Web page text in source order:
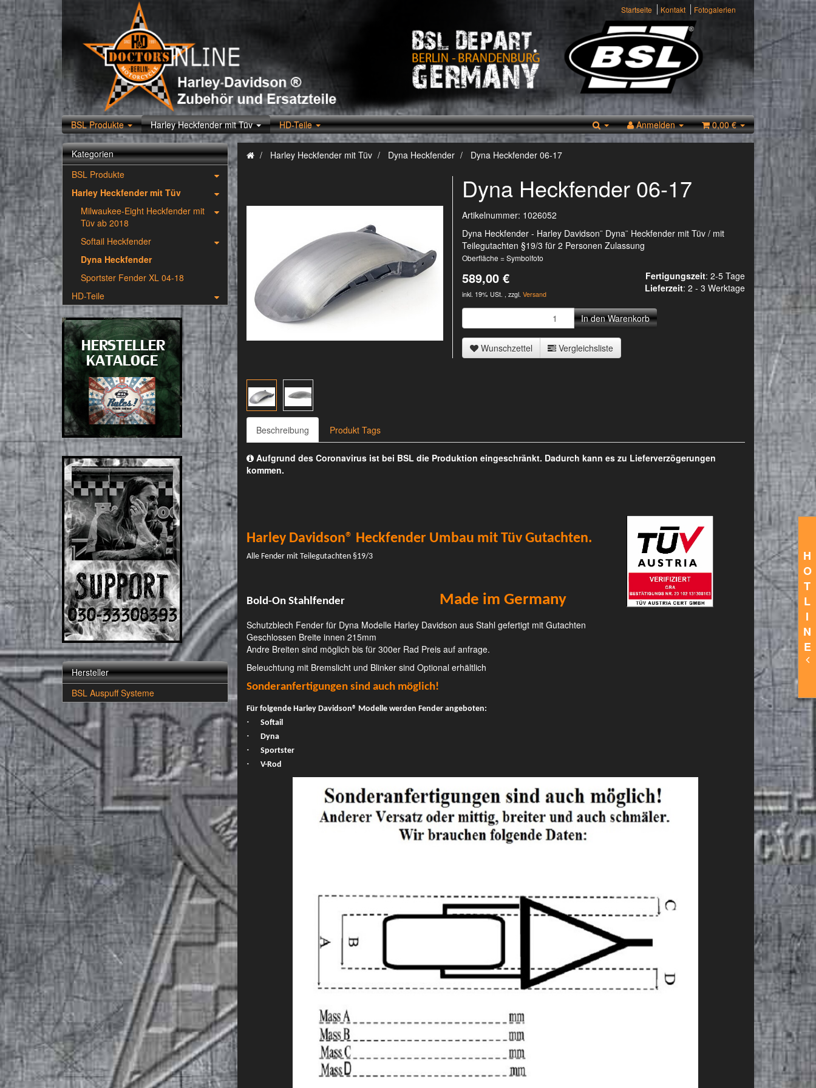
H
O
T
L
I
N
E
Startseite Kontakt Fotogalerien
BSL Produkte Harley Heckfender mit Tüv HD-Teile Anmelden 0,00 €
Harley Heckfender mit Tüv Dyna Heckfender Dyna Heckfender 06-17
Dyna Heckfender 06-17
Artikelnummer: 1026052
Dyna Heckfender - Harley Davidson¨ Dyna¨ Heckfender mit Tüv / mit
Teilegutachten §19/3 für 2 Personen Zulassung
Oberfläche = Symbolfoto
589,00 €
inkl. 19% USt. , zzgl.Versand
Fertigungszeit: 2-5 Tage
Lieferzeit: 2 - 3 Werktage
In den Warenkorb
Wunschzettel Vergleichsliste
Beschreibung Produkt Tags
Aufgrund des Coronavirus ist bei BSL die Produktion eingeschränkt. Dadurch kann es zu Lieferverzögerungen
kommen.
Harley Davidson® Heckfender Umbau mit Tüv Gutachten.
Alle Fender mit Teilegutachten §19/3
Bold-On Stahlfender Made im Germany
Schutzblech Fender für Dyna Modelle Harley Davidson aus Stahl gefertigt mit Gutachten
Geschlossen Breite innen 215mm
Andre Breiten sind möglich bis für 300er Rad Preis auf anfrage.
Beleuchtung mit Bremslicht und Blinker sind Optional erhältlich
Sonderanfertigungen sind auch möglich!
Für folgende Harley Davidson® Modelle werden Fender angeboten:
·
Softail
·
Dyna
·
Sportster
·
V-Rod
Kategorien
BSL Produkte
Harley Heckfender mit Tüv
Milwaukee-Eight Heckfender mit
Tüv ab 2018
Softail Heckfender
Dyna Heckfender
Sportster Fender XL 04-18
HD-Teile
Hersteller
BSL Auspuff Systeme